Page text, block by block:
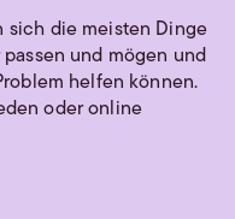
sich die meisten Dinge
und mögen und
helfen können.
oder online